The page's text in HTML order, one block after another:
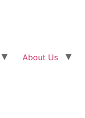
About Us